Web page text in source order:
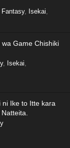
Fantasy, Isekai,
Game Chishiki
, Isekai,
ni Ike to Itte kara